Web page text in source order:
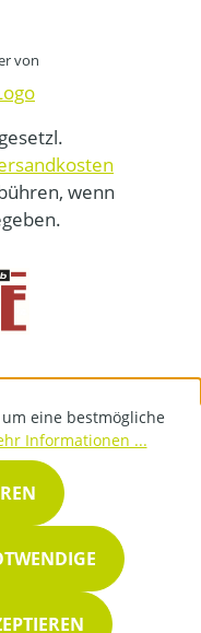
von
wenn
eine bestmögliche
Informationen ...